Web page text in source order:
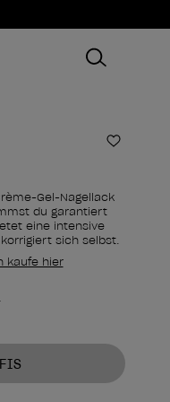
Zur
Gel-Nagellack
du garantiert
eine intensive
sich selbst.
kaufe hier